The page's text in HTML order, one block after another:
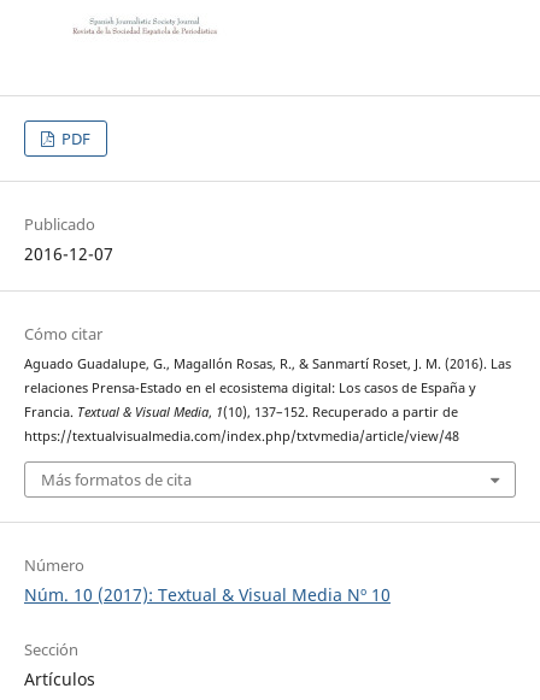
PDF
Publicado
2016-12-07
Cómo citar
Aguado Guadalupe, G., Magallón Rosas, R., & Sanmartí Roset, J. M. (2016). Las
relaciones Prensa-Estado en el ecosistema digital: Los casos de España y
Francia. Textual & Visual Media, 1(10), 137–152. Recuperado a partir de
https://textualvisualmedia.com/index.php/txtvmedia/article/view/48
Más formatos de cita
Número
Núm. 10 (2017): Textual & Visual Media Nº 10
Sección
Artículos